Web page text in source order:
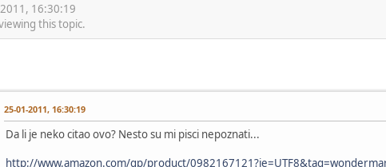
16:30:19
this topic.
25-01-2011, 16:30:19
Da li je neko citao ovo? Nesto su mi pisci nepoznati...
http://www.amazon.com/gp/product/